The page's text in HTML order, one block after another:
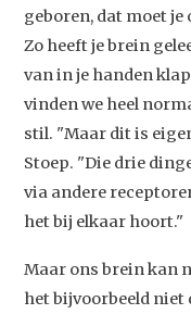
geboren, dat moet je
Zo heeft je brein
van in je handen
vinden we heel
stil. "Maar dit is
Stoep. "Die drie
via andere
het bij elkaar hoort."
Maar ons brein kan
het bijvoorbeeld niet